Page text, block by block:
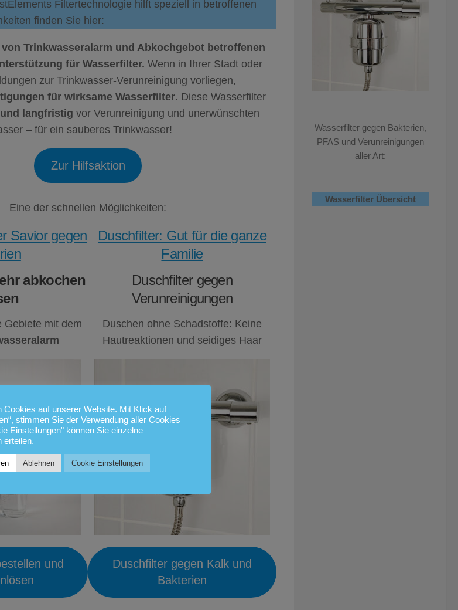
Filtertechnologie hilft speziell in betroffenen
finden Sie hier:
Trinkwasseralarm und Abkochgebot betroffenen
für Wasserfilter. Wenn in Ihrer Stadt oder
zur Trinkwasser-Verunreinigung vorliegen,
für wirksame Wasserfilter. Diese Wasserfilter
langfristig vor Verunreinigung und unerwünschten
– für ein sauberes Trinkwasser!
Zur Hilfsaktion
Eine der schnellen Möglichkeiten:
Savior gegen
abkochen
Gebiete mit dem
und
Duschfilter: Gut für die ganze
Familie
Duschfilter gegen
Verunreinigungen
Duschen ohne Schadstoffe: Keine
Hautreaktionen und seidiges Haar
Duschfilter gegen Kalk und
Bakterien
Wasserfilter gegen Bakterien,
PFAS und Verunreinigungen
aller Art:
Wasserfilter Übersicht
Cookies auf unserer Website. Mit Klick auf
stimmen Sie der Verwendung aller Cookies
Einstellungen" können Sie einzelne
erteilen.
Ablehnen Cookie Einstellungen